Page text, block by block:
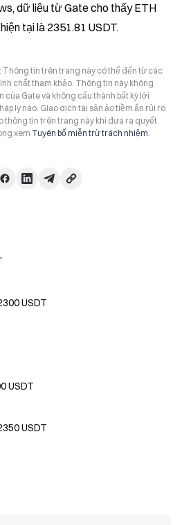
dữ liệu từ Gate cho thấy ETH
tại là 2351.81 USDT.
Thông tin trên trang này có thể đến từ các
chất tham khảo. Thông tin này không
của Gate và không cấu thành bất kỳ lời
lý nào. Giao dịch tài sản ảo tiềm ẩn rủi ro
thông tin trên trang này khi đưa ra quyết
xem Tuyên bố miễn trừ trách nhiệm.
USDT
USDT
USDT